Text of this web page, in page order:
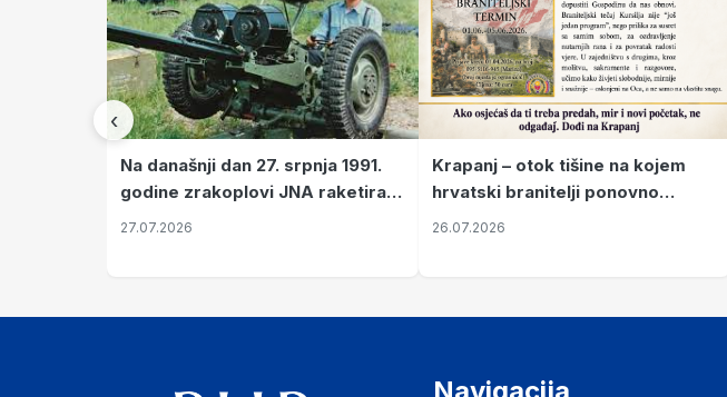
‹
Na današnji dan 27. srpnja 1991.
godine zrakoplovi JNA raketirali
su vojarnu i obučni centar "Nikola
27.07.2026
Krapanj – otok tišine na kojem
hrvatski branitelji ponovno
pronalaze mir
26.07.2026
Navigacija